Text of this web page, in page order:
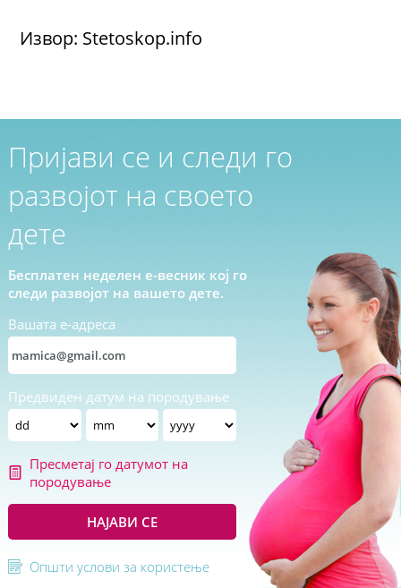
Извор: Stetoskop.info
Пријави се и следи го
развојот на своето
дете
Бесплатен неделен е-весник кој го
следи развојот на вашето дете.
Вашата е-адреса
Предвиден датум на породување
Пресметај го датумот на
породување
НАЈАВИ СЕ
Општи услови за користење